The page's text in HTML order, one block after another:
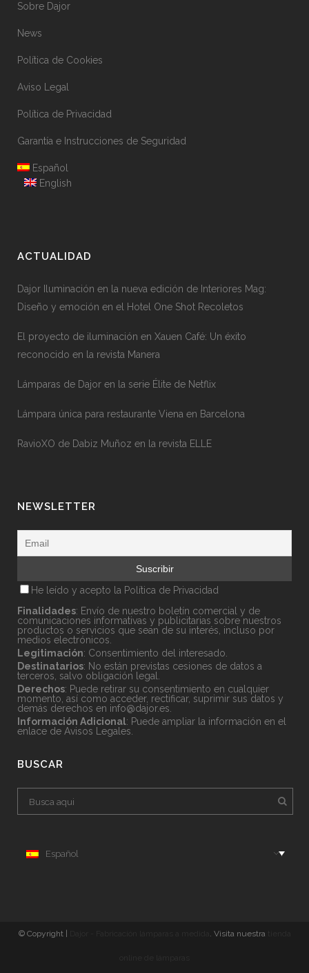
Sobre Dajor
News
Política de Cookies
Aviso Legal
Política de Privacidad
Garantía e Instrucciones de Seguridad
Español
English
ACTUALIDAD
Dajor Iluminación en la nueva edición de Interiores Mag:
Diseño y emoción en el Hotel One Shot Recoletos
El proyecto de iluminación en Xauen Café: Un éxito
reconocido en la revista Manera
Lámparas de Dajor en la serie Élite de Netflix
Lámpara única para restaurante Viena en Barcelona
RavioXO de Dabiz Muñoz en la revista ELLE
NEWSLETTER
He leído y acepto la Política de Privacidad
Finalidades: Envío de nuestro boletín comercial y de
comunicaciones informativas y publicitarias sobre nuestros
productos o servicios que sean de su interés, incluso por
medios electrónicos.
Legitimación: Consentimiento del interesado.
Destinatarios: No están previstas cesiones de datos a
terceros, salvo obligación legal.
Derechos: Puede retirar su consentimiento en cualquier
momento, así como acceder, rectificar, suprimir sus datos y
demás derechos en info@dajor.es
Información Adicional: Puede ampliar la información en el
enlace de Avisos Legales
BUSCAR
Español
© Copyright | . Visita nuestra